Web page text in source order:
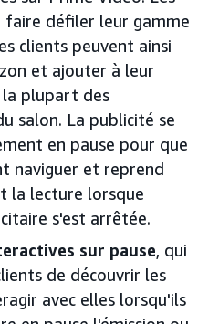
faire défiler leur gamme
clients peuvent ainsi
et ajouter à leur
plupart des
salon. La publicité se
en pause pour que
naviguer et reprend
la lecture lorsque
s'est arrêtée.
sur pause, qui
de découvrir les
avec elles lorsqu'ils